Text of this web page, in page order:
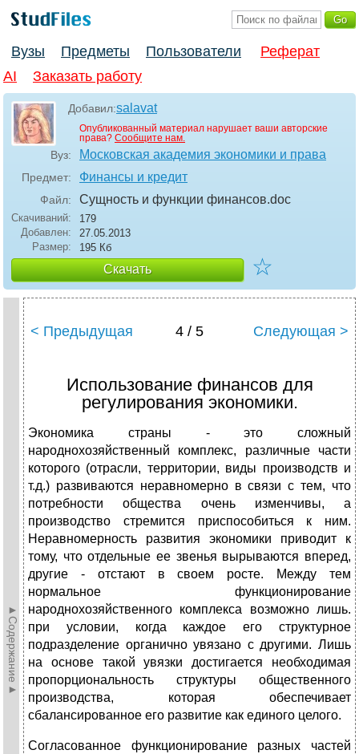
Вузы Предметы Пользователи
Реферат
AI
Заказать работу
Добавил:salavat
Опубликованный материал нарушает ваши авторские
права? Сообщите нам.
Вуз: Московская академия экономики и права
Предмет: Финансы и кредит
Файл: Сущность и функции финансов.doc
Скачиваний:
179
Добавлен:
27.05.2013
Размер:
195 Кб
Скачать ☆
►Содержание►
< Предыдущая 4 / 5 Следующая >
Использование финансов для
регулирования экономики.
Экономика страны - это сложный
народнохозяйственный комплекс, различные части
которого (отрасли, территории, виды производств и
т.д.) развиваются неравномерно в связи с тем, что
потребности общества очень изменчивы, а
производство стремится приспособиться к
ним.
Неравномерность развития экономики приводит к
тому, что отдельные ее звенья вырываются вперед,
другие - отстают в своем росте. Между тем
нормальное функционирование
народнохозяйственного комплекса возможно лишь.
при условии, когда каждое его структурное
подразделение органично увязано с другими. Лишь
на основе такой увязки достигается необходимая
пропорциональность структуры общественного
производства, которая обеспечивает
сбалансированное его развитие как единого целого.
Согласованное функционирование разных частей